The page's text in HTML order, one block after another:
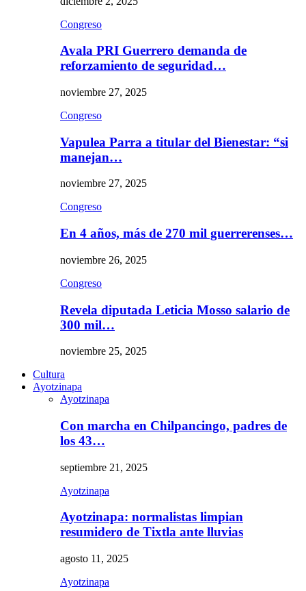
Congreso
Avala PRI Guerrero demanda de
reforzamiento de seguridad…
noviembre 27, 2025
Congreso
Vapulea Parra a titular del Bienestar: “si
manejan…
noviembre 27, 2025
Congreso
En 4 años, más de 270 mil guerrerenses…
noviembre 26, 2025
Congreso
Revela diputada Leticia Mosso salario de
300 mil…
noviembre 25, 2025
Cultura
Ayotzinapa
Ayotzinapa
Con marcha en Chilpancingo, padres de
los 43…
septiembre 21, 2025
Ayotzinapa
Ayotzinapa: normalistas limpian
resumidero de Tixtla ante lluvias
agosto 11, 2025
Ayotzinapa